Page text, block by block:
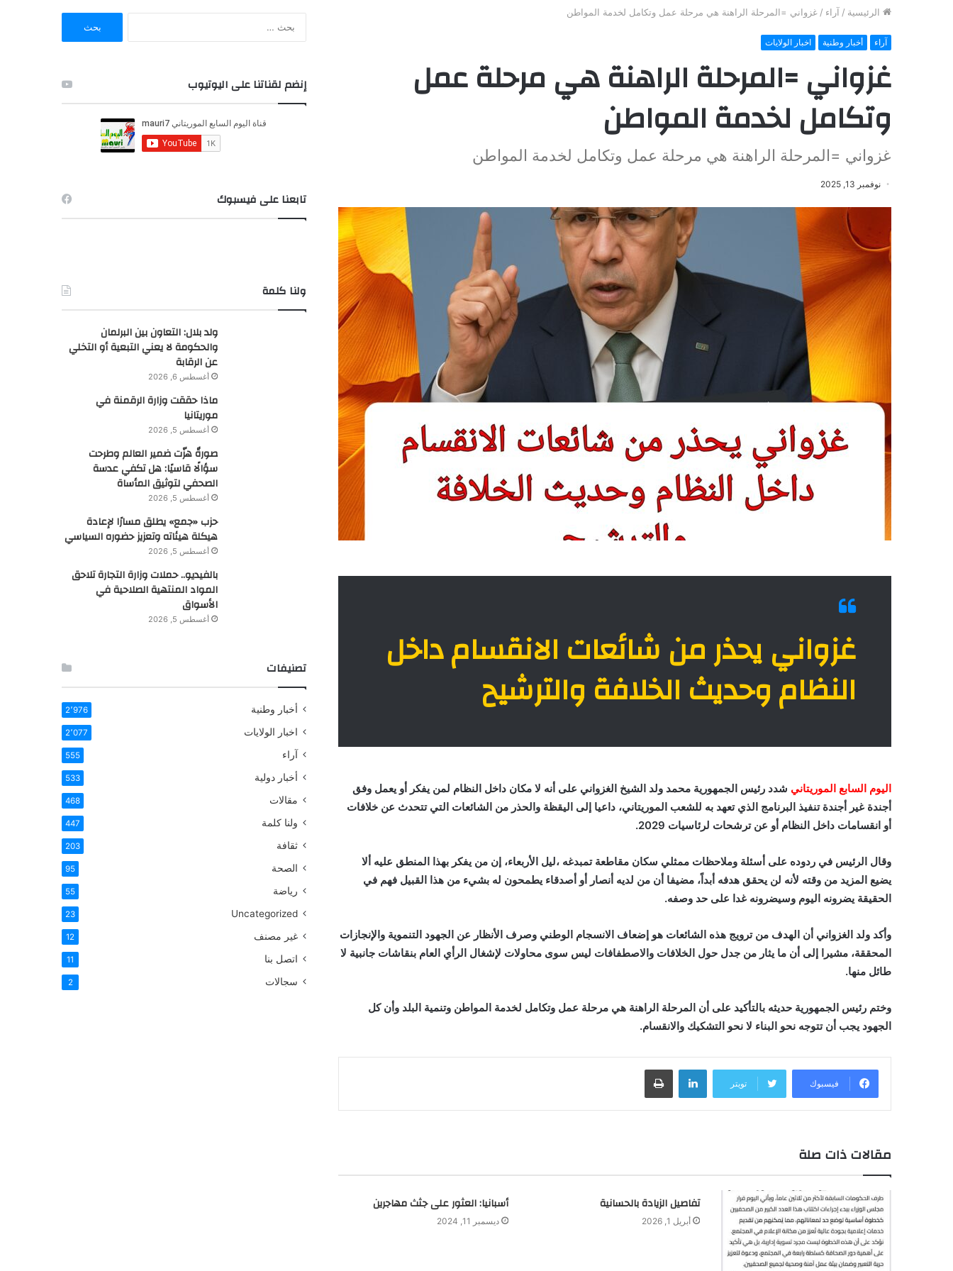
الرئيسية / آراء / غزواني =المرحلة الراهنة هي مرحلة عمل وتكامل لخدمة المواطن
آراء أخبار وطنية اخبار الولايات
غزواني =المرحلة الراهنة هي مرحلة عمل
وتكامل لخدمة المواطن
غزواني =المرحلة الراهنة هي مرحلة عمل وتكامل لخدمة المواطن
نوفمبر 13, 2025
غزواني يحذر من شائعات الانقسام داخل
النظام وحديث الخلافة والترشيح
اليوم السابع الموريتاني شدد رئيس الجمهورية محمد ولد الشيخ الغزواني على أنه لا مكان داخل النظام لمن يفكر أو يعمل وفق
أجندة غير أجندة تنفيذ البرنامج الذي تعهد به للشعب الموريتاني، داعيا إلى اليقظة والحذر من الشائعات التي تتحدث عن خلافات
أو انقسامات داخل النظام أو عن ترشحات لرئاسيات 2029.
وقال الرئيس في ردوده على أسئلة وملاحظات ممثلي سكان مقاطعة تمبدغه ،ليل الأربعاء، إن من يفكر بهذا المنطق عليه ألا
يضيع المزيد من وقته لأنه لن يحقق هدفه أبداً، مضيفا أن من لديه أنصار أو أصدقاء يطمحون له بشيء من هذا القبيل فهم في
الحقيقة يضرونه اليوم وسيضرونه غدا على حد وصفه.
وأكد ولد الغزواني أن الهدف من ترويج هذه الشائعات هو إضعاف الانسجام الوطني وصرف الأنظار عن الجهود التنموية والإنجازات
المحققة، مشيرا إلى أن ما يثار من جدل حول الخلافات والاصطفافات ليس سوى محاولات لإشغال الرأي العام بنقاشات جانبية لا
طائل منها.
وختم رئيس الجمهورية حديثه بالتأكيد على أن المرحلة الراهنة هي مرحلة عمل وتكامل لخدمة المواطن وتنمية البلد وأن كل
الجهود يجب أن تتوجه نحو البناء لا نحو التشكيك والانقسام.
فيسبوك تويتر
لينكدإن
مقالات ذات صلة
تفاصيل الزيادة بالحسانية
أبريل 1, 2026
أسبانيا: العثور على جثث مهاجرين
ديسمبر 11, 2024
:
إنضم لقناتنا على اليوتيوب
تابعنا على فيسبوك
ولنا كلمة
ولد بلال: التعاون بين البرلمان
والحكومة لا يعني التبعية أو التخلي
عن الرقابة
أغسطس 6, 2026
ماذا حققت وزارة الرقمنة في
موريتانيا
أغسطس 5, 2026
صورةٌ هزّت ضمير العالم وطرحت
سؤالًا قاسيًا: هل تكفي عدسة
الصحفي لتوثيق المأساة
أغسطس 5, 2026
حزب «جمع» يطلق مسارًا لإعادة
هيكلة هيئاته وتعزيز حضوره السياسي
أغسطس 5, 2026
بالفيديو.. حملات وزارة التجارة تلاحق
المواد المنتهية الصلاحية في
الأسواق
أغسطس 5, 2026
تصنيفات
أخبار وطنية 2٬976
اخبار الولايات 2٬077
آراء 555
أخبار دولية 533
مقالات 468
ولنا كلمة 447
ثقافة 203
الصحة 95
رياضة 55
Uncategorized
23
غير مصنف 12
اتصل بنا 11
سجالات 2